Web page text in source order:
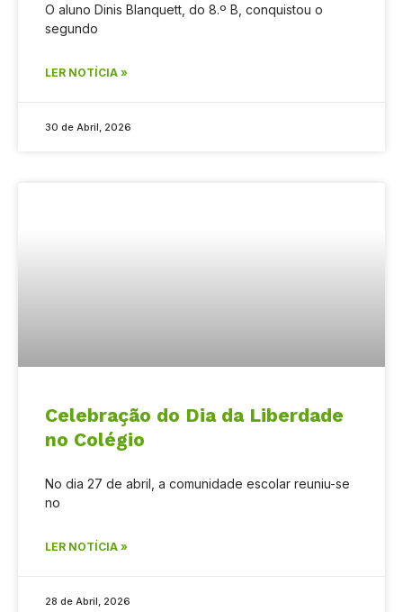
O aluno Dinis Blanquett, do 8.º B, conquistou o
segundo
LER NOTÍCIA »
30 de Abril, 2026
Celebração do Dia da Liberdade
no Colégio
No dia 27 de abril, a comunidade escolar reuniu-se
no
LER NOTÍCIA »
28 de Abril, 2026